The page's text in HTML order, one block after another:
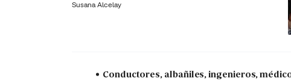
Susana Alcelay
Conductores, albañiles, ingenieros,